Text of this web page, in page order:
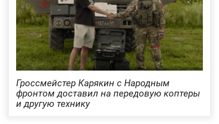
Гроссмейстер Карякин с Народным
фронтом доставил на передовую коптеры
и другую технику